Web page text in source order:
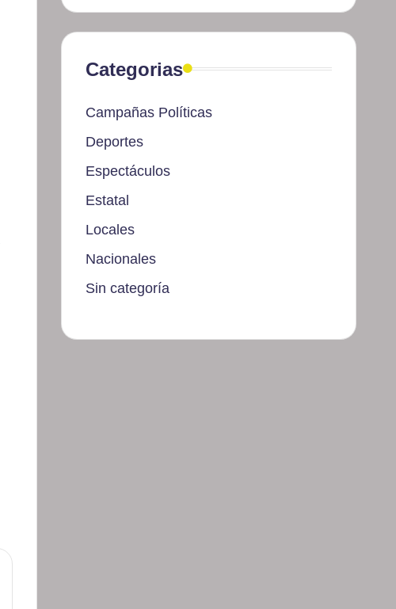
Categorias
Campañas Políticas
Deportes
Espectáculos
Estatal
Locales
Nacionales
Sin categoría